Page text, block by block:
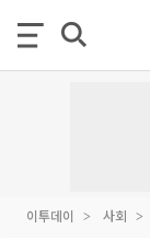
이투데이 사회